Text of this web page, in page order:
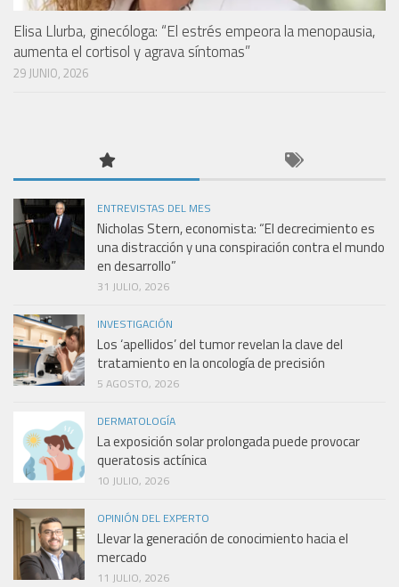
Elisa Llurba, ginecóloga: “El estrés empeora la menopausia,
aumenta el cortisol y agrava síntomas”
29 JUNIO, 2026
ENTREVISTAS DEL MES
Nicholas Stern, economista: “El decrecimiento es
una distracción y una conspiración contra el mundo
en desarrollo”
31 JULIO, 2026
INVESTIGACIÓN
Los ‘apellidos’ del tumor revelan la clave del
tratamiento en la oncología de precisión
5 AGOSTO, 2026
DERMATOLOGÍA
La exposición solar prolongada puede provocar
queratosis actínica
10 JULIO, 2026
OPINIÓN DEL EXPERTO
Llevar la generación de conocimiento hacia el
mercado
11 JULIO, 2026